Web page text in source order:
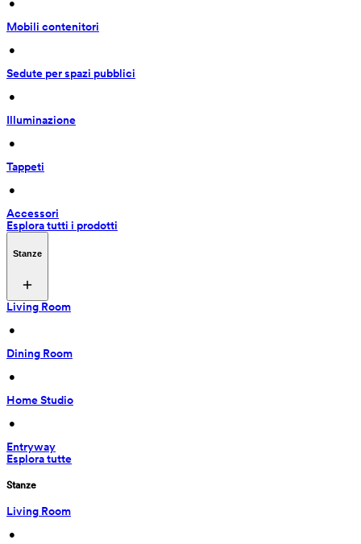
•
Mobili contenitori
•
Sedute per spazi pubblici
•
Illuminazione
•
Tappeti
•
Accessori
Esplora tutti i prodotti
Stanze
Living Room
•
Dining Room
•
Home Studio
•
Entryway
Esplora tutte
Stanze
Living Room
•